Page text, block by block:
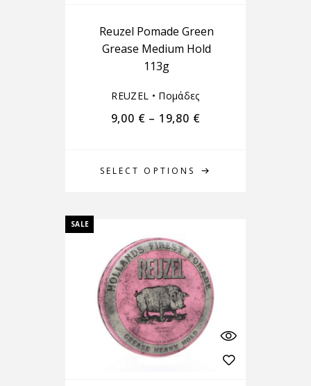
SELECT OPTIONS
Reuzel Pomade Green
Grease Medium Hold
113g
REUZEL • Πομάδες
9,00 € – 19,80 €
SALE